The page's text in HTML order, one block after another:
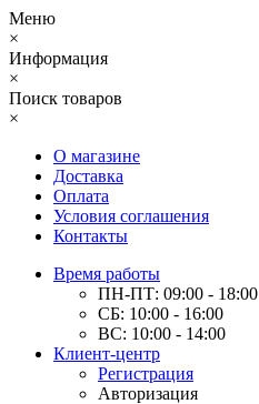
Меню
×
Информация
×
Поиск товаров
×
О магазине
Доставка
Оплата
Условия соглашения
Контакты
Время работы
ПН-ПТ: 09:00 - 18:00
СБ: 10:00 - 16:00
ВС: 10:00 - 14:00
Клиент-центр
Регистрация
Авторизация